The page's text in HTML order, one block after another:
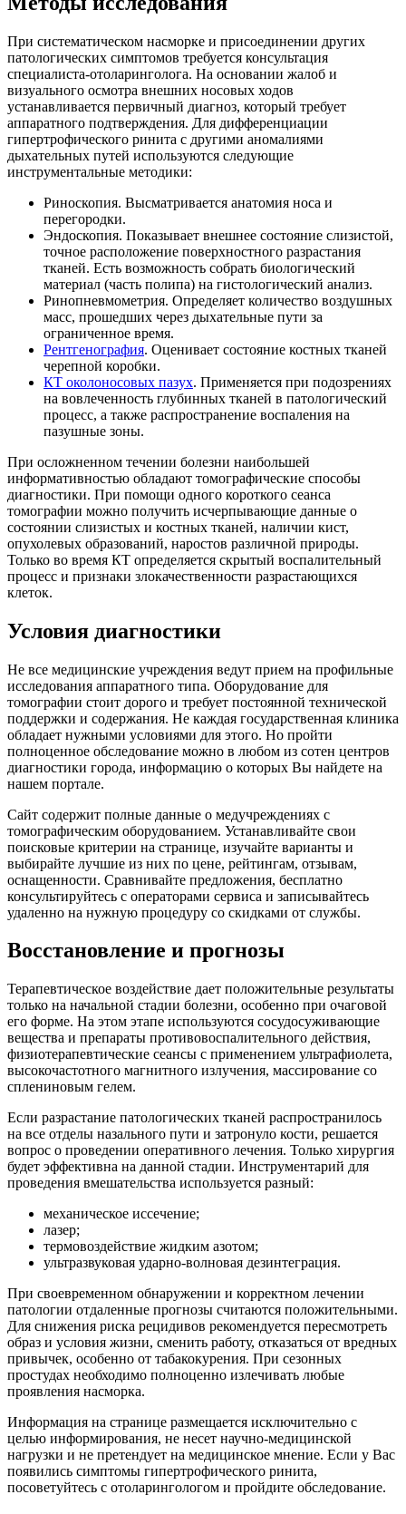
При систематическом насморке и присоединении других
патологических симптомов требуется консультация
специалиста-отоларинголога. На основании жалоб и
визуального осмотра внешних носовых ходов
устанавливается первичный диагноз, который требует
аппаратного подтверждения. Для дифференциации
гипертрофического ринита с другими аномалиями
дыхательных путей используются следующие
инструментальные методики:
Риноскопия. Высматривается анатомия носа и
перегородки.
Эндоскопия. Показывает внешнее состояние слизистой,
точное расположение поверхностного разрастания
тканей. Есть возможность собрать биологический
материал (часть полипа) на гистологический анализ.
Ринопневмометрия. Определяет количество воздушных
масс, прошедших через дыхательные пути за
ограниченное время.
Рентгенография. Оценивает состояние костных тканей
черепной коробки.
КТ околоносовых пазух. Применяется при подозрениях
на вовлеченность глубинных тканей в патологический
процесс, а также распространение воспаления на
пазушные зоны.
При осложненном течении болезни наибольшей
информативностью обладают томографические способы
диагностики. При помощи одного короткого сеанса
томографии можно получить исчерпывающие данные о
состоянии слизистых и костных тканей, наличии кист,
опухолевых образований, наростов различной природы.
Только во время КТ определяется скрытый воспалительный
процесс и признаки злокачественности разрастающихся
клеток.
Условия диагностики
Не все медицинские учреждения ведут прием на профильные
исследования аппаратного типа. Оборудование для
томографии стоит дорого и требует постоянной технической
поддержки и содержания. Не каждая государственная клиника
обладает нужными условиями для этого. Но пройти
полноценное обследование можно в любом из сотен центров
диагностики города, информацию о которых Вы найдете на
нашем портале.
Сайт содержит полные данные о медучреждениях с
томографическим оборудованием. Устанавливайте свои
поисковые критерии на странице, изучайте варианты и
выбирайте лучшие из них по цене, рейтингам, отзывам,
оснащенности. Сравнивайте предложения, бесплатно
консультируйтесь с операторами сервиса и записывайтесь
удаленно на нужную процедуру со скидками от службы.
Восстановление и прогнозы
Терапевтическое воздействие дает положительные результаты
только на начальной стадии болезни, особенно при очаговой
его форме. На этом этапе используются сосудосуживающие
вещества и препараты противовоспалительного действия,
физиотерапевтические сеансы с применением ультрафиолета,
высокочастотного магнитного излучения, массирование со
сплениновым гелем.
Если разрастание патологических тканей распространилось
на все отделы назального пути и затронуло кости, решается
вопрос о проведении оперативного лечения. Только хирургия
будет эффективна на данной стадии. Инструментарий для
проведения вмешательства используется разный:
механическое иссечение;
лазер;
термовоздействие жидким азотом;
ультразвуковая ударно-волновая дезинтеграция.
При своевременном обнаружении и корректном лечении
патологии отдаленные прогнозы считаются положительными.
Для снижения риска рецидивов рекомендуется пересмотреть
образ и условия жизни, сменить работу, отказаться от вредных
привычек, особенно от табакокурения. При сезонных
простудах необходимо полноценно излечивать любые
проявления насморка.
Информация на странице размещается исключительно с
целью информирования, не несет научно-медицинской
нагрузки и не претендует на медицинское мнение. Если у Вас
появились симптомы гипертрофического ринита,
посоветуйтесь с отоларингологом и пройдите обследование.